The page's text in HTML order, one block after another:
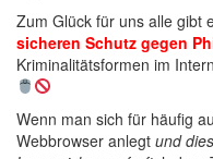
Zum Glück für uns alle gibt
sicheren Schutz gegen
Kriminalitätsformen im
Wenn man sich für häufig
Webbrowser anlegt und